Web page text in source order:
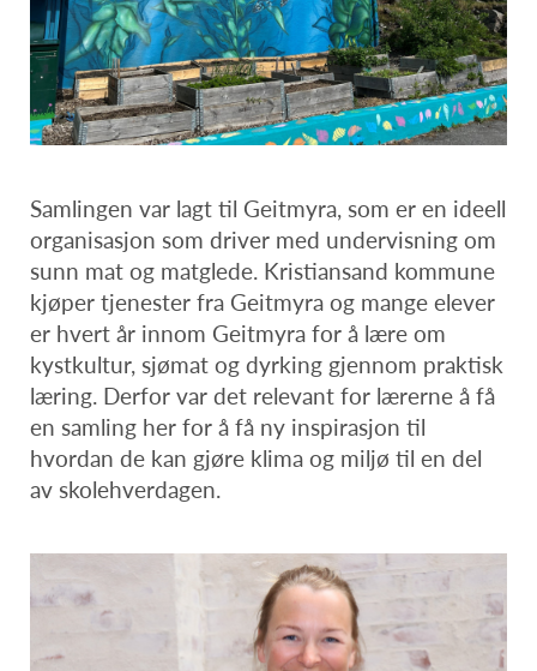
Samlingen var lagt til Geitmyra, som er en ideell
organisasjon som driver med undervisning om
sunn mat og matglede. Kristiansand kommune
kjøper tjenester fra Geitmyra og mange elever
er hvert år innom Geitmyra for å lære om
kystkultur, sjømat og dyrking gjennom praktisk
læring. Derfor var det relevant for lærerne å få
en samling her for å få ny inspirasjon til
hvordan de kan gjøre klima og miljø til en del
av skolehverdagen.